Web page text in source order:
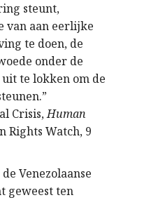
steunt,
van aan eerlijke
te doen, de
onder de
te lokken om de
Crisis,Human
Rights Watch, 9
Venezolaanse
geweest ten